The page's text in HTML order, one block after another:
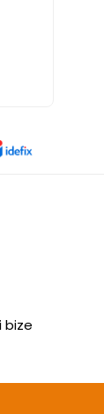
bize